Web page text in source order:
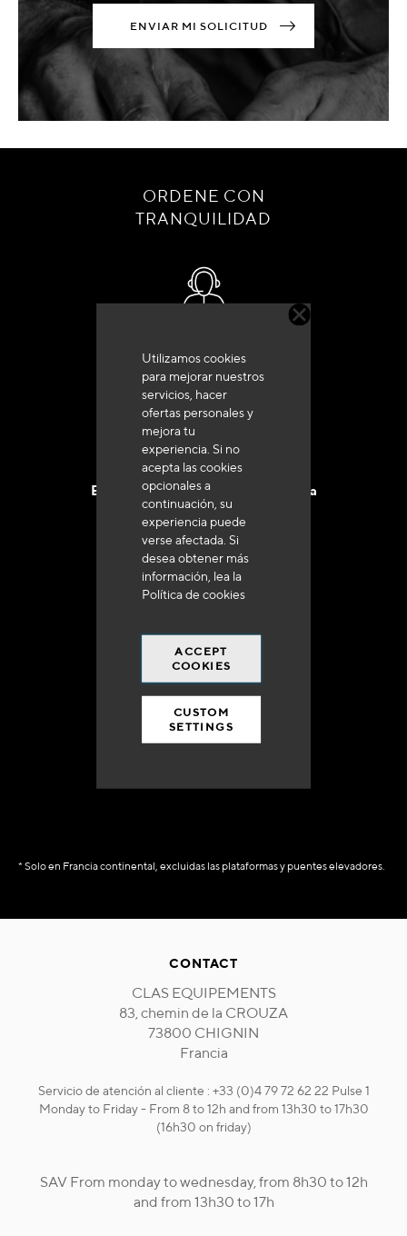
Utilizamos cookies
para mejorar nuestros
servicios, hacer
ofertas personales y
mejora tu
experiencia. Si no
acepta las cookies
opcionales a
continuación, su
experiencia puede
verse afectada. Si
desea obtener más
información, lea la
Política de cookies
ACCEPT
COOKIES
CUSTOM
SETTINGS
ENVIAR MI SOLICITUD
ORDENE CON
TRANQUILIDAD
+33 (0)4 79 72 62 22 Pulse 1
Entrega en 48 a 72 horas en Francia
a 250 euros*
* Solo en Francia continental, excluidas las plataformas y puentes elevadores.
CONTACT
CLAS EQUIPEMENTS
83, chemin de la CROUZA
73800 CHIGNIN
Francia
Servicio de atención al cliente : +33 (0)4 79 72 62 22 Pulse 1
Monday to Friday - From 8 to 12h and from 13h30 to 17h30
(16h30 on friday)
SAV From monday to wednesday, from 8h30 to 12h
and from 13h30 to 17h